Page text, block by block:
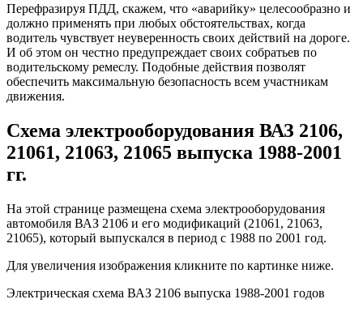
Перефразируя ПДД, скажем, что «аварийку» целесообразно и
должно применять при любых обстоятельствах, когда
водитель чувствует неуверенность своих действий на дороге.
И об этом он честно предупреждает своих собратьев по
водительскому ремеслу. Подобные действия позволят
обеспечить максимальную безопасность всем участникам
движения.
Схема электрооборудования ВАЗ 2106,
21061, 21063, 21065 выпуска 1988-2001
гг.
На этой странице размещена схема электрооборудования
автомобиля ВАЗ 2106 и его модификаций (21061, 21063,
21065), который выпускался в период с 1988 по 2001 год.
Для увеличения изображения кликните по картинке ниже.
Электрическая схема ВАЗ 2106 выпуска 1988-2001 годов